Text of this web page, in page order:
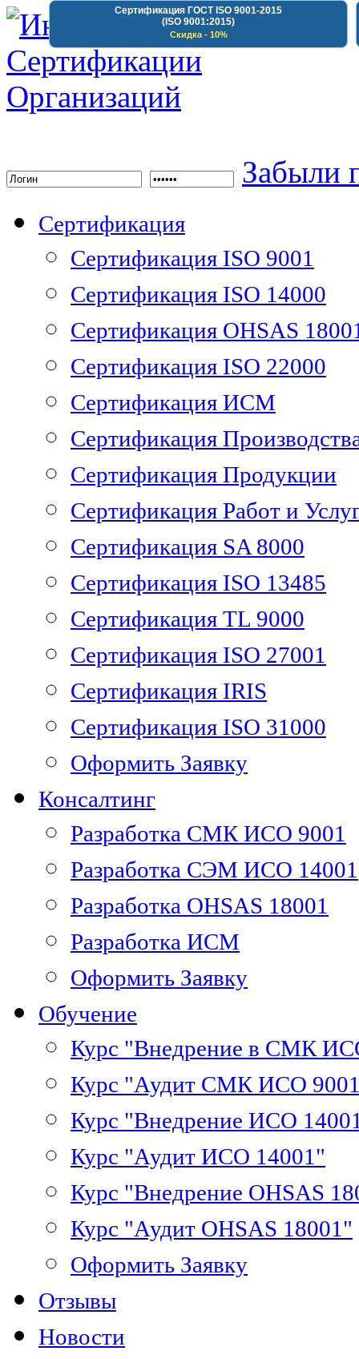
Сертификация ГОСТ ISO 9001-2015
(ISO 9001:2015)
Скидка - 10%
Забыли
Сертификация
Сертификация ISO 9001
Сертификация ISO 14000
Сертификация OHSAS
Сертификация ISO 22000
Сертификация ИСМ
Сертификация
Сертификация Продукции
Сертификация Работ и
Сертификация SA 8000
Сертификация ISO 13485
Сертификация TL 9000
Сертификация ISO 27001
Сертификация IRIS
Сертификация ISO 31000
Оформить Заявку
Консалтинг
Разработка СМК ИСО 9001
Разработка СЭМ ИСО 14001
Разработка OHSAS 18001
Разработка ИСМ
Оформить Заявку
Обучение
Курс "Внедрение в СМК
Курс "Аудит СМК ИСО
Курс "Внедрение ИСО
Курс "Аудит ИСО 14001"
Курс "Внедрение OHSAS
Курс "Аудит OHSAS 18001"
Оформить Заявку
Отзывы
Новости